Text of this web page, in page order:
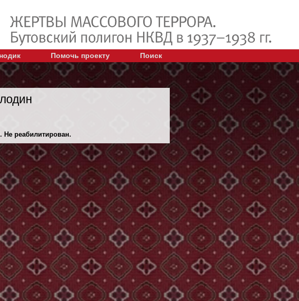
Помочь проекту Поиск
реабилитирован.